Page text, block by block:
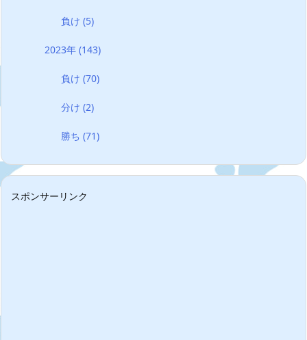
負け(5)
2023年 (143)
負け(70)
分け(2)
勝ち(71)
スポンサーリンク